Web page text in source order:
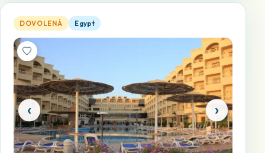
Amc Royal — otevřít detail
DOVOLENÁ Egypt
‹ ›